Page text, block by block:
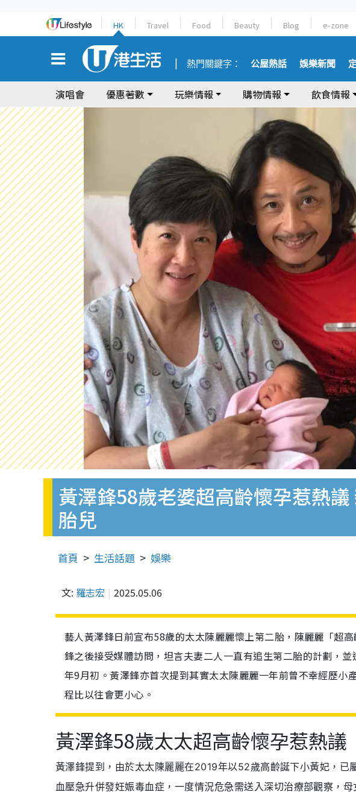
HK Travel Food Beauty Blog e-zone
熱門關鍵字： 公屋熱話 娛樂新聞
演唱會 優惠著數 玩樂情報 購物情報 飲食情報
黃澤鋒58歲老婆超高齡懷孕惹熱
胎兒
首頁 生活話題 娛樂
文: 羅志宏 2025.05.06
藝人黃澤鋒日前宣布58歲的太太陳麗麗懷上第二胎，陳麗麗「超
鋒之後接受媒體訪問，坦言夫妻二人一直有追生第二胎的計劃，
年9月初。黃澤鋒亦首次提到其實太太陳麗麗一年前曾不幸經歷小
程比以往會更小心。
黃澤鋒58歲太太超高齡懷孕惹熱議
黃澤鋒提到，由於太太陳麗麗在2019年以52歲高齡誕下小黃妃，已
血壓急升併發妊娠毒血症，一度情況危急需送入深切治療部觀察，